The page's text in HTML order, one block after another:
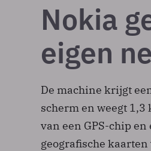
Nokia
eigen
De machine krijgt
scherm en weegt
van een GPS-chip
geografische